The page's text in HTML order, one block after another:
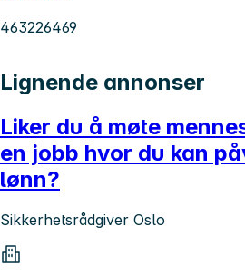
463226469
Lignende annonser
Liker du å møte
en jobb hvor du kan
lønn?
Sikkerhetsrådgiver Oslo